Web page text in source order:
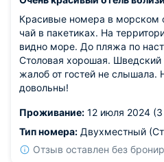
Красивые номера в морском
чай в пакетиках. На
видно море. До пляжа по
Столовая хорошая. Шведский
жалоб от гостей не слышала.
довольны!
Проживание: 12 июля 2024
Тип номера: Двухместный
Отзыв оставлен без